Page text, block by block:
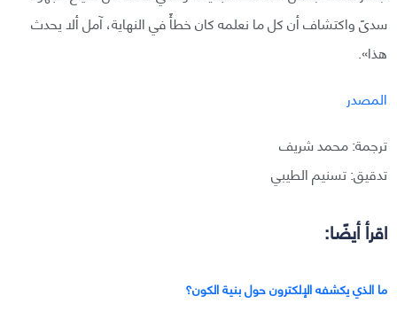
سدىً واكتشاف أن كل ما نعلمه كان خطأً في النهاية، آمل ألا يحدث
هذا».
المصدر
ترجمة: محمد شريف
تدقيق: تسنيم الطيبي
اقرأ أيضًا:
ما الذي يكشفه الإلكترون حول بنية الكون؟